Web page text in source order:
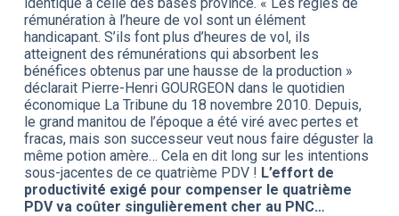
rémunération à l’heure de vol sont un élément
handicapant. S’ils font plus d’heures de vol, ils
atteignent des rémunérations qui absorbent les
bénéfices obtenus par une hausse de la production »
déclarait Pierre-Henri GOURGEON dans le quotidien
économique La Tribune du 18 novembre 2010. Depuis,
le grand manitou de l’époque a été viré avec pertes et
fracas, mais son successeur veut nous faire déguster la
même potion amère… Cela en dit long sur les intentions
sous-jacentes de ce quatrième PDV ! L’effort de
productivité exigé pour compenser le quatrième
PDV va coûter singulièrement cher au PNC…